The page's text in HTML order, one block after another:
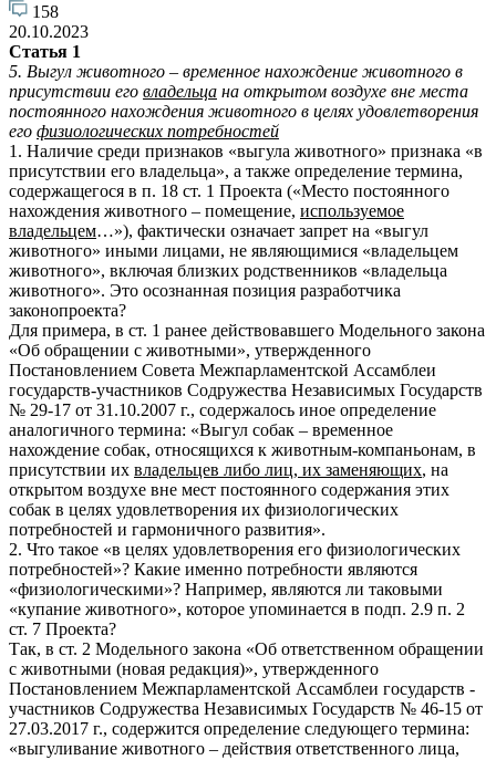
158
20.10.2023
Статья 1
5. Выгул животного – временное нахождение животного в
присутствии его владельца на открытом воздухе вне места
постоянного нахождения животного в целях удовлетворения
его физиологических потребностей
1. Наличие среди признаков «выгула животного» признака «в
присутствии его владельца», а также определение термина,
содержащегося в п. 18 ст. 1 Проекта («Место постоянного
нахождения животного – помещение, используемое
владельцем…»), фактически означает запрет на «выгул
животного» иными лицами, не являющимися «владельцем
животного», включая близких родственников «владельца
животного». Это осознанная позиция разработчика
законопроекта?
Для примера, в ст. 1 ранее действовавшего Модельного закона
«Об обращении с животными», утвержденного
Постановлением Совета Межпарламентской Ассамблеи
государств-участников Содружества Независимых Государств
№ 29-17 от 31.10.2007 г., содержалось иное определение
аналогичного термина: «Выгул собак – временное
нахождение собак, относящихся к животным-компаньонам, в
присутствии их владельцев либо лиц, их заменяющих, на
открытом воздухе вне мест постоянного содержания этих
собак в целях удовлетворения их физиологических
потребностей и гармоничного развития».
2. Что такое «в целях удовлетворения его физиологических
потребностей»? Какие именно потребности являются
«физиологическими»? Например, являются ли таковыми
«купание животного», которое упоминается в подп. 2.9 п. 2
ст. 7 Проекта?
Так, в ст. 2 Модельного закона «Об ответственном обращении
с животными (новая редакция)», утвержденного
Постановлением Межпарламентской Ассамблеи государств -
участников Содружества Независимых Государств № 46-15 от
27.03.2017 г., содержится определение следующего термина:
«выгуливание животного – действия ответственного лица,